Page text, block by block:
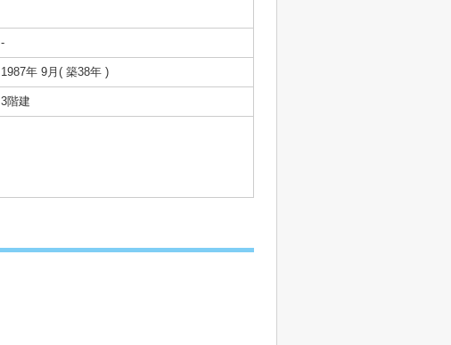
-
1987年 9月( 築38年 )
3階建